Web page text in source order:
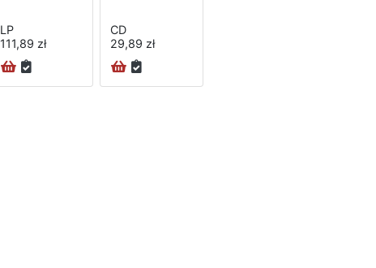
LP
111,89 zł
CD
29,89 zł